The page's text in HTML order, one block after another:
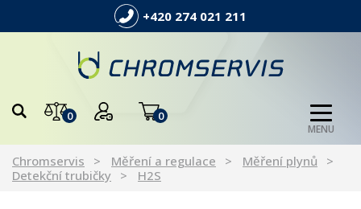
+420 274 021 211
0 0
MENU
Chromservis Měření a regulace
Měření plynů
Detekční trubičky
H2S